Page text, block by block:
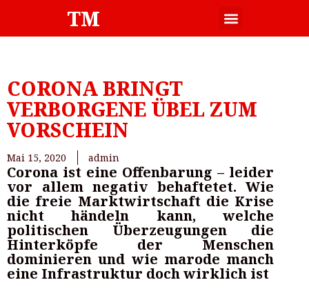
TM
CORONA BRINGT
VERBORGENE ÜBEL ZUM
VORSCHEIN
Mai 15, 2020 admin
Corona ist eine Offenbarung – leider
vor allem negativ behaftetet. Wie
die freie Marktwirtschaft die Krise
nicht händeln kann, welche
politischen Überzeugungen die
Hinterköpfe der Menschen
dominieren und wie marode manch
eine Infrastruktur doch wirklich ist